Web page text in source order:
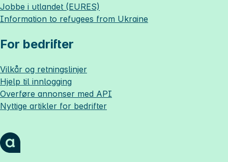
Jobbe i utlandet (EURES)
Information to refugees from Ukraine
For bedrifter
Vilkår og retningslinjer
Hjelp til innlogging
Overføre annonser med API
Nyttige artikler for bedrifter